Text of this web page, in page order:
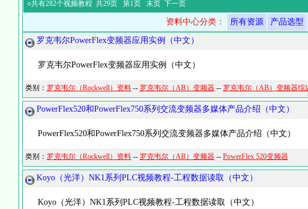
○共有282个视频教程 共29页 第1页 末页 下一页
资料中心分类： 所有资源 产品选型
罗克韦尔PowerFlex变频器应用实例（中文）
罗克韦尔PowerFlex变频器应用实例（中文）
类别： 罗克韦尔（Rockwell）资料 -- 罗克韦尔（AB）变频器 -- 罗克韦尔（AB）变频器综
PowerFlex520和PowerFlex750系列交流变频器多媒体产品介绍（中文）
PowerFlex520和PowerFlex750系列交流变频器多媒体产品介绍（中文）
类别： 罗克韦尔（Rockwell）资料 -- 罗克韦尔（AB）变频器 -- PowerFlex 520变频器
Koyo（光洋）NK1系列PLC视频教程-工程数据读取（中文）
Koyo（光洋）NK1系列PLC视频教程-工程数据读取（中文）